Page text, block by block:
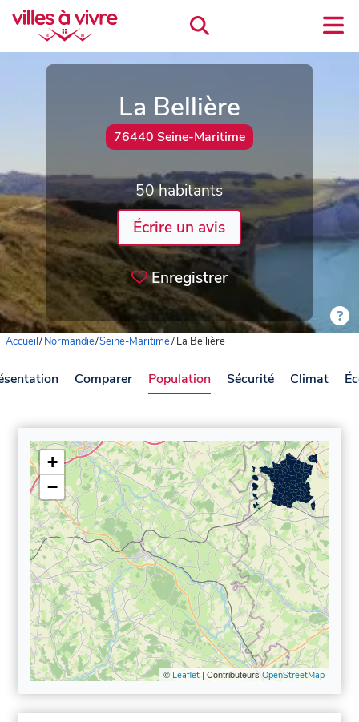
La Bellière
76440 Seine-Maritime
50 habitants
Écrire un avis
Enregistrer
Accueil/Normandie/Seine-Maritime/La Bellière
Comparer Population Sécurité Climat
+
−
© Leaflet| ContributeursOpenStreetMap